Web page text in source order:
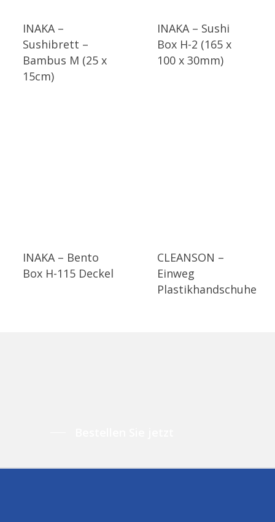
INAKA –
Sushibrett –
Bambus M (25 x
15cm)
INAKA – Sushi
Box H-2 (165 x
100 x 30mm)
INAKA – Bento
Box H-115 Deckel
CLEANSON –
Einweg
Plastikhandschuhe